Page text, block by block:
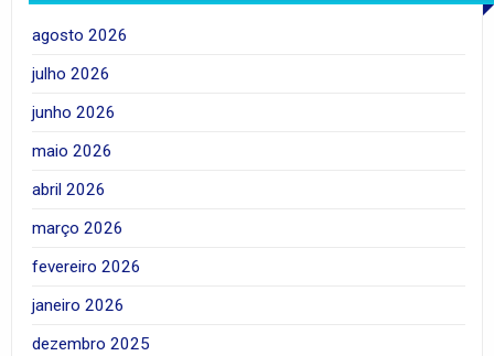
agosto 2026
julho 2026
junho 2026
maio 2026
abril 2026
março 2026
fevereiro 2026
janeiro 2026
dezembro 2025